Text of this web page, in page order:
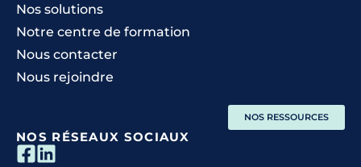
Nos solutions
Notre centre de formation
Nous contacter
Nous rejoindre
NOS RESSOURCES
NOS RÉSEAUX SOCIAUX